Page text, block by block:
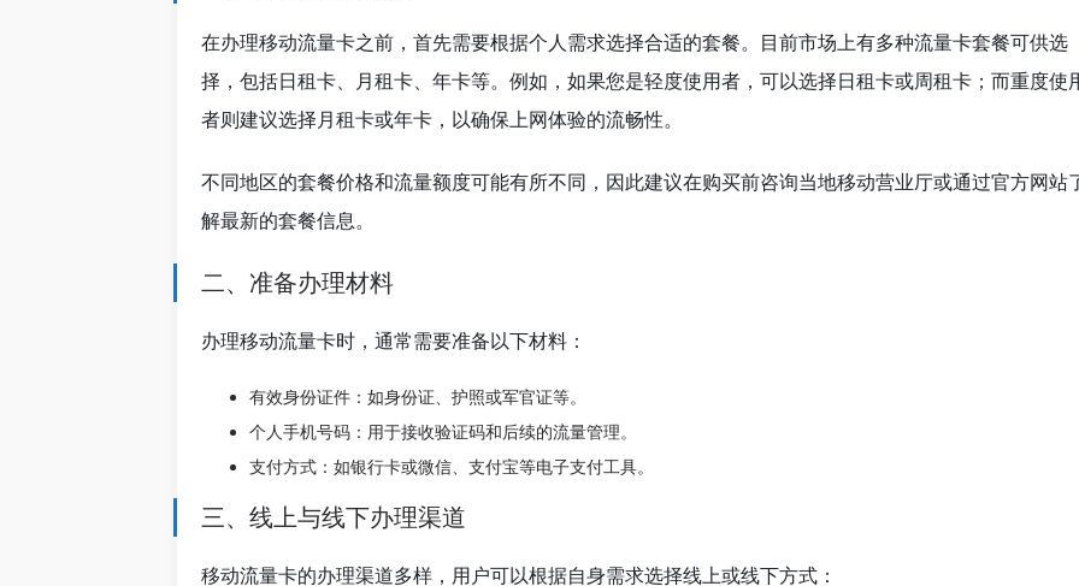
在办理移动流量卡之前，首先需要根据个人需求选择合适的套餐。目前市场上有多种流量卡套餐可供选
择，包括日租卡、月租卡、年卡等。例如，如果您是轻度使用者，可以选择日租卡或周租卡；而重度使
者则建议选择月租卡或年卡，以确保上网体验的流畅性。
不同地区的套餐价格和流量额度可能有所不同，因此建议在购买前咨询当地移动营业厅或通过官方网站
解最新的套餐信息。
二、准备办理材料
办理移动流量卡时，通常需要准备以下材料：
有效身份证件：如身份证、护照或军官证等。
个人手机号码：用于接收验证码和后续的流量管理。
支付方式：如银行卡或微信、支付宝等电子支付工具。
三、线上与线下办理渠道
移动流量卡的办理渠道多样，用户可以根据自身需求选择线上或线下方式：